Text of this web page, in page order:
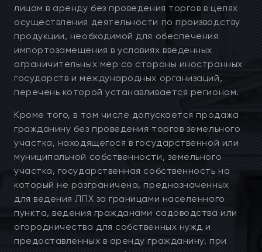
лицам в аренду без проведения торгов в целях
осуществления деятельности по производству
продукции, необходимой для обеспечения
импортозамещения в условиях введенных
ограничительных мер со стороны иностранных
государств и международных организаций,
перечень которой устанавливается регионом.
Кроме того, в том числе допускается продажа
гражданину без проведения торгов земельного
участка, находящегося в государственной или
муниципальной собственности, земельного
участка, государственная собственность на
который не разграничена, предназначенных
для ведения ЛПХ за границами населенного
пункта, ведения гражданами садоводства или
огородничества для собственных нужд и
предоставленных в аренду гражданину, при